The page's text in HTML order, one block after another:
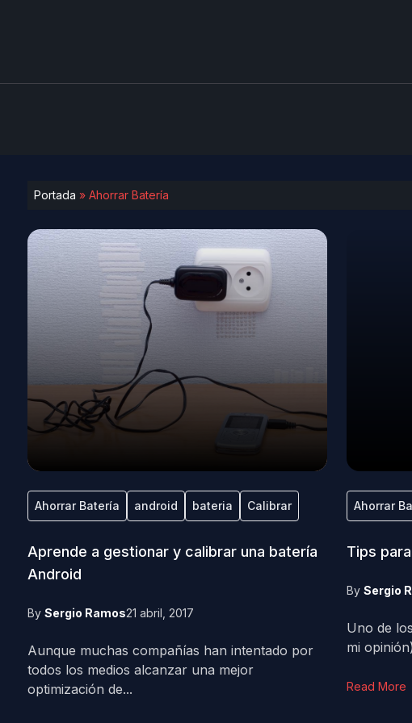
Portada » Ahorrar Batería
Ahorrar Batería android bateria Calibrar
Aprende a gestionar y calibrar una batería
Android
By Sergio Ramos21 abril, 2017
Aunque muchas compañías han intentado por
todos los medios alcanzar una mejor
optimización de...
Ahorrar
Tips
By Sergio
Uno de
mi
Read More